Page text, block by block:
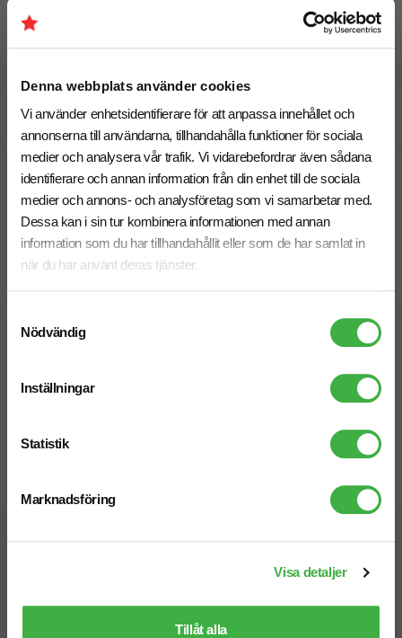
Denna webbplats använder cookies
Vi använder enhetsidentifierare för att anpassa innehållet och
annonserna till användarna, tillhandahålla funktioner för sociala
medier och analysera vår trafik. Vi vidarebefordrar även sådana
identifierare och annan information från din enhet till de sociala
medier och annons- och analysföretag som vi samarbetar med.
Dessa kan i sin tur kombinera informationen med annan
information som du har tillhandahållit eller som de har samlat in
när du har använt deras tjänster.
Nödvändig
Inställningar
Statistik
Marknadsföring
Visa detaljer
Tillåt alla
Pristabell
21 Augusti Beräknad leveranstid: 10 arbetsdagar
Snabbare leverans? Kontakta oss.
Designskiss inom 1 h
Fri offert
Vi hjälper dig gärna!